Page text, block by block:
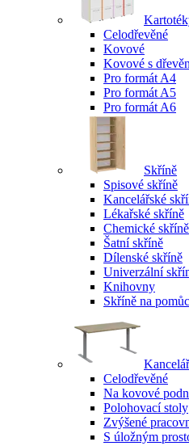
Celodřevěné
Kovové
Kovové s
Pro formát A4
Pro formát A5
Pro formát A6
Skříně
Spisové skříně
Kancelářské
Lékařské skříně
Chemické skříně
Šatní skříně
Dílenské skříně
Univerzální
Knihovny
Skříně na
Celodřevěné
Na kovové
Polohovací stoly
Zvýšené
S úložným